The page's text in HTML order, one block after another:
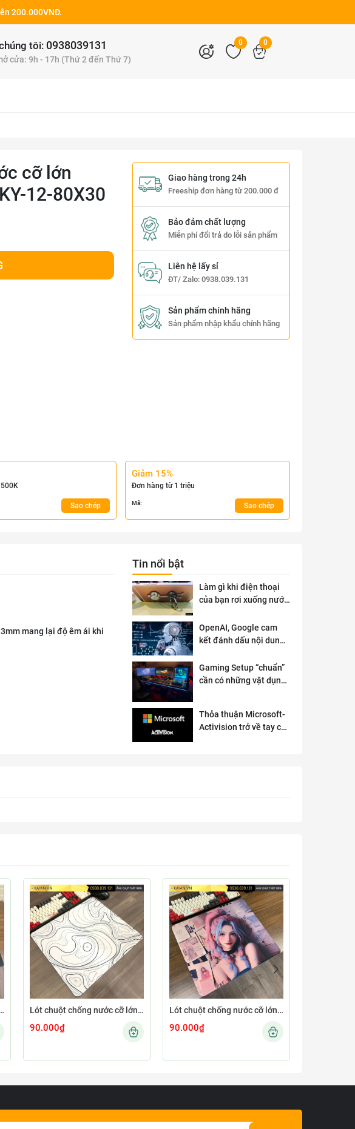
200.000VNĐ.
tôi: 0938039131
cửa: 9h - 17h (Thứ 2 đến Thứ 7)
0 0
cỡ lớn
12-80X30
Giao hàng trong 24h
Freeship đơn hàng từ 200.000 đ
Bảo đảm chất lượng
Miễn phí đổi trả do lỗi sản phẩm
Liên hệ lấy sỉ
ĐT/ Zalo: 0938.039.131
Sản phẩm chính hãng
Sản phẩm nhập khẩu chính hãng
Sao chép
Giảm 15%
Đơn hàng từ 1 triệu
Mã: Sao chép
mang lại độ êm ái khi
Tin nổi bật
Làm gì khi điện thoại
của bạn rơi xuống nước
OpenAI, Google cam
kết đánh dấu nội dung
Gaming Setup “chuẩn”
cần có những vật dụng
Thỏa thuận Microsoft-
Activision trở về tay cơ
dày 3mm ASTRO-01-80X30 Lót chuột chống nước cỡ lớn 45x40cm dày 4mm MINIMAL-12-45X40-4MM
90.000₫
Lót chuột chống nước cỡ lớn 45x40cm dày 4mm GIRL-04-45X40-4MM
90.000₫